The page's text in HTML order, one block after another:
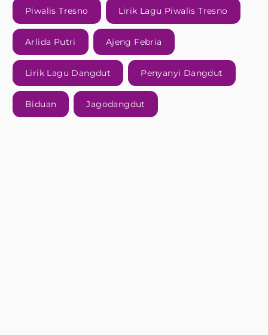
Piwalis Tresno Lirik Lagu Piwalis Tresno
Arlida Putri Ajeng Febria
Lirik Lagu Dangdut Penyanyi Dangdut
Biduan Jagodangdut